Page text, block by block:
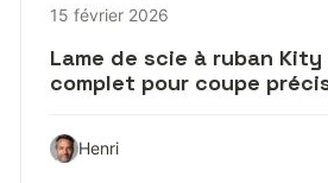
15 février 2026
Lame de scie à ruban Kity
complet pour coupe
Henri